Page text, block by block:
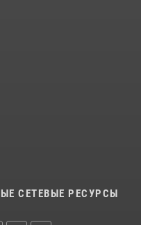
СЕТЕВЫЕ РЕСУРСЫ